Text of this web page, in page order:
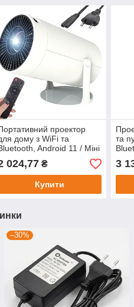
проектор
дому з WiFi та
Android 11 / Міні
для смартфона /
проектор
024,77₴
Купити
та
3
–30%